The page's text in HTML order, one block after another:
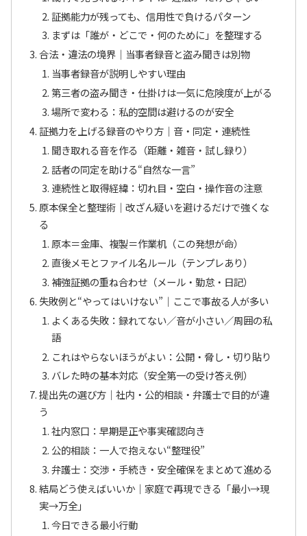
証拠能力が残っても、信用性で負けるパターン
まずは「誰が・どこで・何のために」を整理する
合法・違法の境界｜当事者録音と盗み聞きは別物
当事者録音が説明しやすい理由
第三者の盗み聞き・仕掛けは一気に危険度が上がる
場所で変わる：私的空間は避けるのが安全
証拠力を上げる録音のやり方｜音・同定・連続性
聞き取れる音を作る（距離・雑音・試し録り）
話者の同定を助ける“自然な一言”
連続性と取得経緯：切れ目・空白・操作音の注意
原本保全と整理術｜改ざん疑いを避けるだけで強くな
る
原本＝金庫、複製＝作業机（この発想が命）
直後メモとファイル名ルール（テンプレあり）
補強証拠の重ね合わせ（メール・勤怠・日記）
失敗例と“やってはいけない”｜ここで事故る人が多い
よくある失敗：録れてない／音が小さい／周囲の私
語
これはやらないほうがよい：公開・脅し・切り貼り
バレた時の基本対応（安全第一の受け答え例）
提出先の選び方｜社内・公的相談・弁護士で目的が違
う
社内窓口：早期是正や事実確認向き
公的相談：一人で抱えない“整理役”
弁護士：交渉・手続き・安全確保をまとめて進める
結局どう使えばいいか｜家庭で再現できる「最小→現
実→万全」
今日できる最小行動